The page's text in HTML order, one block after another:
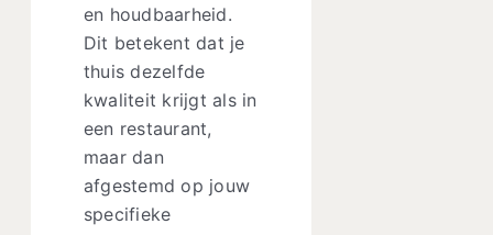
en houdbaarheid.
Dit betekent dat je
thuis dezelfde
kwaliteit krijgt als in
een restaurant,
maar dan
afgestemd op jouw
specifieke